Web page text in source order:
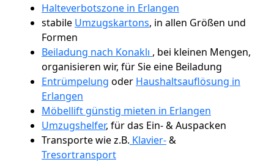
Halteverbotszone in Erlangen
stabile Umzugskartons, in allen Größen und
Formen
Beiladung nach Konaklı , bei kleinen Mengen,
organisieren wir, für Sie eine Beiladung
Entrümpelung oder Haushaltsauflösung in
Erlangen
Möbellift günstig mieten in Erlangen
Umzugshelfer, für das Ein- & Auspacken
Transporte wie z.B. Klavier-&
Tresortransport